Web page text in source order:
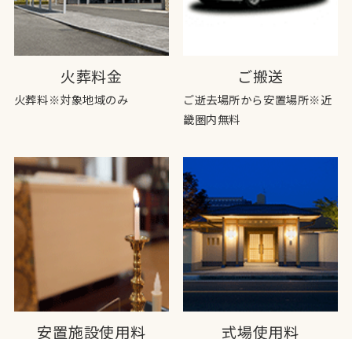
火葬料金
火葬料※対象地域のみ
ご搬送
ご逝去場所から安置場所※近
畿圏内無料
安置施設使用料 式場使用料